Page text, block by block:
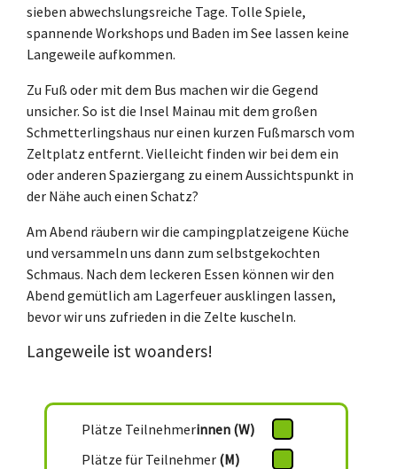
sieben abwechslungsreiche Tage. Tolle Spiele,
spannende Workshops und Baden im See lassen keine
Langeweile aufkommen.
Zu Fuß oder mit dem Bus machen wir die Gegend
unsicher. So ist die Insel Mainau mit dem großen
Schmetterlingshaus nur einen kurzen Fußmarsch vom
Zeltplatz entfernt. Vielleicht finden wir bei dem ein
oder anderen Spaziergang zu einem Aussichtspunkt in
der Nähe auch einen Schatz?
Am Abend räubern wir die campingplatzeigene Küche
und versammeln uns dann zum selbstgekochten
Schmaus. Nach dem leckeren Essen können wir den
Abend gemütlich am Lagerfeuer ausklingen lassen,
bevor wir uns zufrieden in die Zelte kuscheln.
Langeweile ist woanders!
Plätze Teilnehmerinnen (W)
Plätze für Teilnehmer (M)